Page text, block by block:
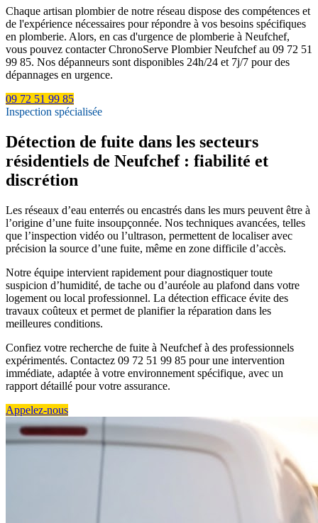
Chaque artisan plombier de notre réseau dispose des compétences et
de l'expérience nécessaires pour répondre à vos besoins spécifiques
en plomberie. Alors, en cas d'urgence de plomberie à Neufchef,
vous pouvez contacter ChronoServe Plombier Neufchef au 09 72 51
99 85. Nos dépanneurs sont disponibles 24h/24 et 7j/7 pour des
dépannages en urgence.
09 72 51 99 85
Inspection spécialisée
Détection de fuite dans les secteurs
résidentiels de Neufchef : fiabilité et
discrétion
Les réseaux d’eau enterrés ou encastrés dans les murs peuvent être à
l’origine d’une fuite insoupçonnée. Nos techniques avancées, telles
que l’inspection vidéo ou l’ultrason, permettent de localiser avec
précision la source d’une fuite, même en zone difficile d’accès.
Notre équipe intervient rapidement pour diagnostiquer toute
suspicion d’humidité, de tache ou d’auréole au plafond dans votre
logement ou local professionnel. La détection efficace évite des
travaux coûteux et permet de planifier la réparation dans les
meilleures conditions.
Confiez votre recherche de fuite à Neufchef à des professionnels
expérimentés. Contactez 09 72 51 99 85 pour une intervention
immédiate, adaptée à votre environnement spécifique, avec un
rapport détaillé pour votre assurance.
Appelez-nous